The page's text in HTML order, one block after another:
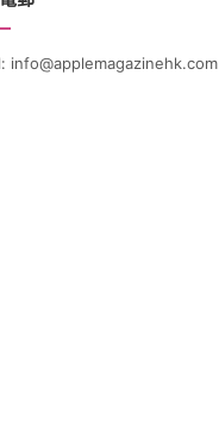
info@applemagazinehk.com